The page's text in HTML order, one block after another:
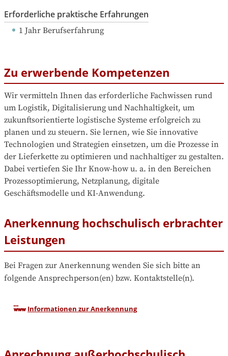
Erforderliche praktische Erfahrungen
1 Jahr Berufserfahrung
Zu erwerbende Kompetenzen
Wir vermitteln Ihnen das erforderliche Fachwissen rund
um Logistik, Digitalisierung und Nachhaltigkeit, um
zukunftsorientierte logistische Systeme erfolgreich zu
planen und zu steuern. Sie lernen, wie Sie innovative
Technologien und Strategien einsetzen, um die Prozesse in
der Lieferkette zu optimieren und nachhaltiger zu gestalten.
Dabei vertiefen Sie Ihr Know-how u. a. in den Bereichen
Prozessoptimierung, Netzplanung, digitale
Geschäftsmodelle und KI-Anwendung.
Anerkennung hochschulisch erbrachter
Leistungen
Bei Fragen zur Anerkennung wenden Sie sich bitte an
folgende Ansprechperson(en) bzw. Kontaktstelle(n).
Informationen zur Anerkennung